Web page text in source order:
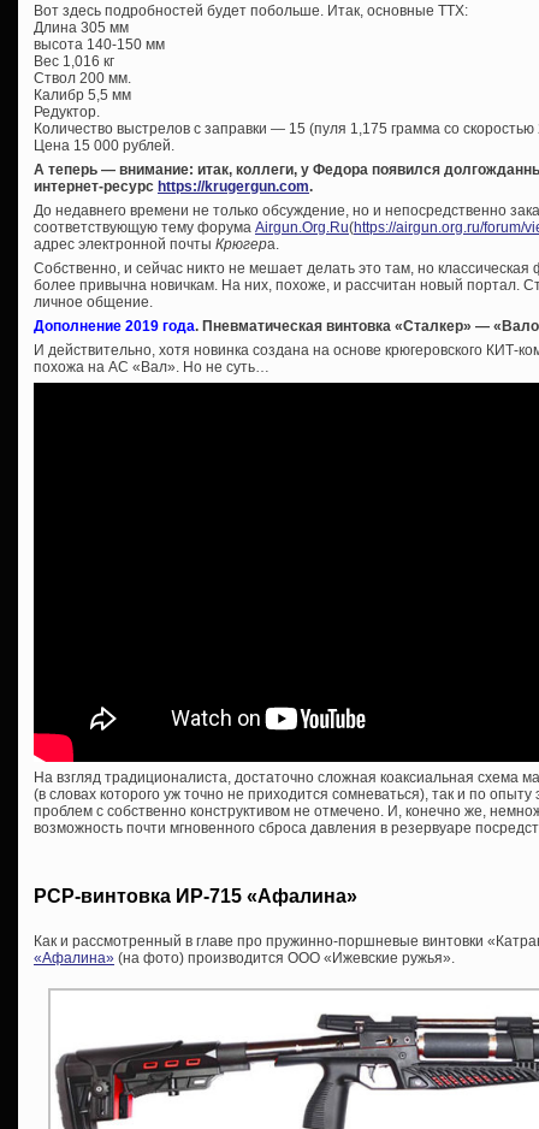
Вот здесь подробностей будет побольше. Итак, основные ТТХ:
Длина 305 мм
высота 140-150 мм
Вес 1,016 кг
Ствол 200 мм.
Калибр 5,5 мм
Редуктор.
Количество выстрелов с заправки — 15 (пуля 1,175 грамма со скоростью
Цена 15 000 рублей.
А теперь — внимание: итак, коллеги, у Федора появился
интернет-ресурс https://krugergun.com.
До недавнего времени не только обсуждение, но и непосредственно
соответствующую тему форума Airgun.Org.Ru(https://airgun.org.ru/forum/
адрес электронной почты Крюгера.
Собственно, и сейчас никто не мешает делать это там, но
более привычна новичкам. На них, похоже, и рассчитан новый портал.
личное общение.
Дополнение 2019 года. Пневматическая винтовка «Сталкер» —
И действительно, хотя новинка создана на основе крюгеровского КИТ-
похожа на АС «Вал». Но не суть…
На взгляд традиционалиста, достаточно сложная коаксиальная схема
(в словах которого уж точно не приходится сомневаться), так и по
проблем с собственно конструктивом не отмечено. И, конечно же,
возможность почти мгновенного сброса давления в резервуаре
PCP-винтовка ИР-715 «Афалина»
Как и рассмотренный в главе про пружинно-поршневые винтовки
«Афалина» (на фото) производится ООО «Ижевские ружья».